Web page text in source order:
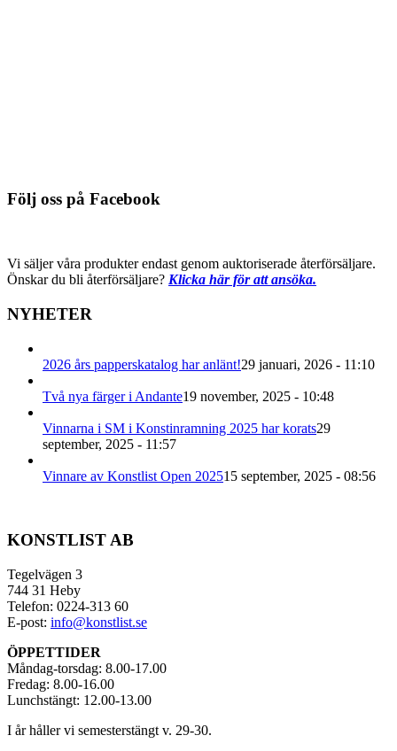
Följ oss på Facebook
Vi säljer våra produkter endast genom auktoriserade återförsäljare.
Önskar du bli återförsäljare? Klicka här för att ansöka.
NYHETER
2026 års papperskatalog har anlänt!29 januari, 2026 - 11:10
Två nya färger i Andante19 november, 2025 - 10:48
Vinnarna i SM i Konstinramning 2025 har korats29
september, 2025 - 11:57
Vinnare av Konstlist Open 202515 september, 2025 - 08:56
KONSTLIST AB
Tegelvägen 3
744 31 Heby
Telefon: 0224-313 60
E-post: info@konstlist.se
ÖPPETTIDER
Måndag-torsdag: 8.00-17.00
Fredag: 8.00-16.00
Lunchstängt: 12.00-13.00
I år håller vi semesterstängt v. 29-30.